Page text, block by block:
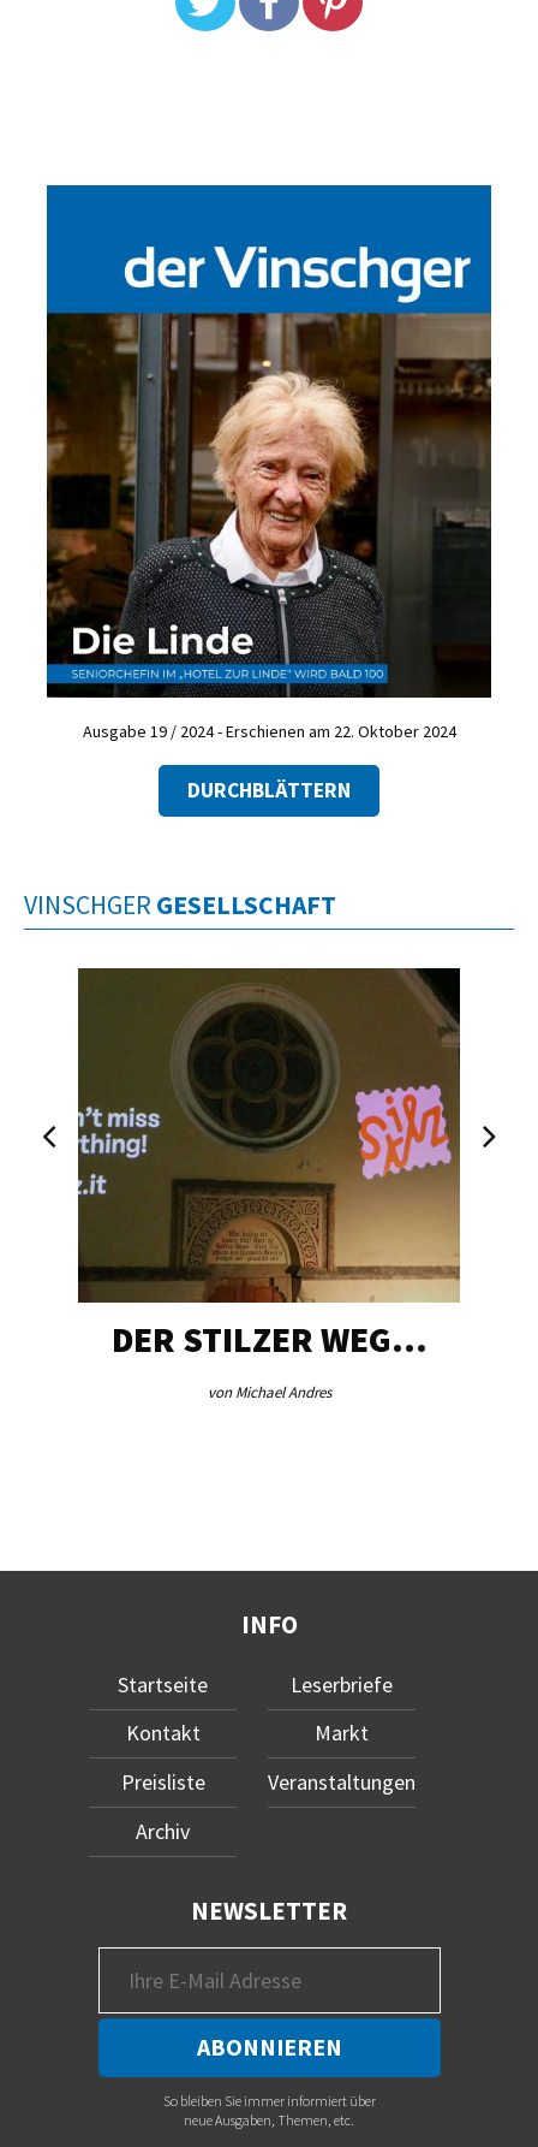
Ausgabe 19 / 2024 - Erschienen am 22. Oktober 2024
DURCHBLÄTTERN
VINSCHGER GESELLSCHAFT
DER STILZER WEG…
von Michael Andres
INFO
Startseite
Kontakt
Preisliste
Archiv
Leserbriefe
Markt
Veranstaltungen
NEWSLETTER
So bleiben Sie immer informiert über
neue Ausgaben, Themen, etc.